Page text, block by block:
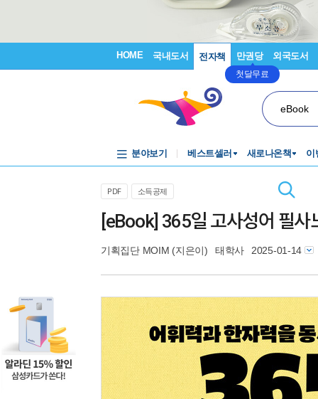
HOME 국내도서 전자책 만권당
첫달무료
외국도서
eBook
분야보기 베스트셀러 새로나온책 이
PDF 소득공제
[eBook] 365일 고사성어 필사
기획집단 MOIM (지은이) 태학사 2025-01-14